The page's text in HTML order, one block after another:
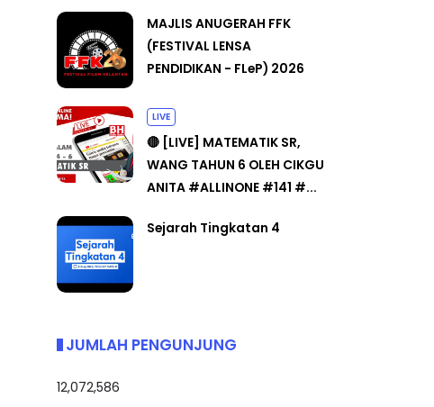
MAJLIS ANUGERAH FFK
(FESTIVAL LENSA
PENDIDIKAN - FLeP) 2026
LIVE
🔴 [LIVE] MATEMATIK SR,
WANG TAHUN 6 OLEH CIKGU
ANITA #ALLINONE #141 #...
Sejarah Tingkatan 4
JUMLAH PENGUNJUNG
12,072,586